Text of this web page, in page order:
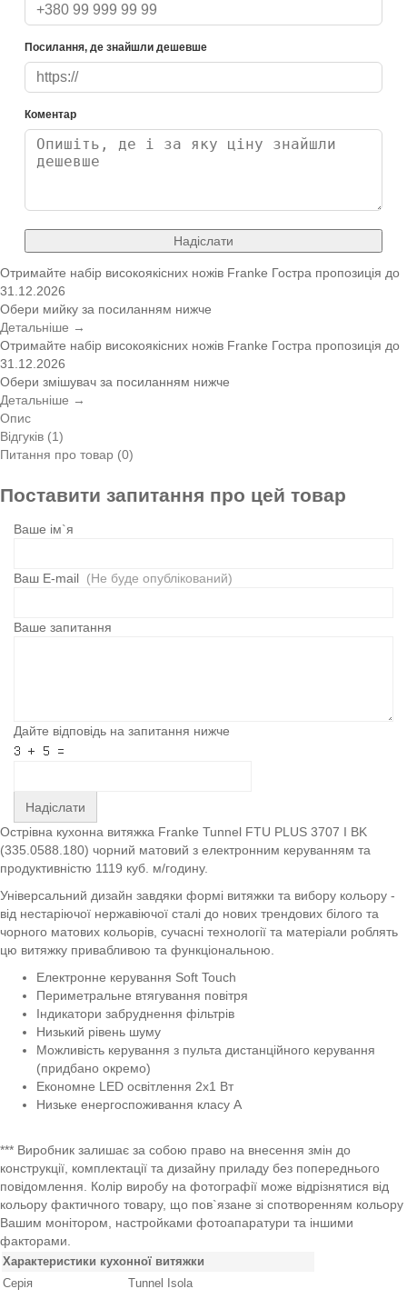
Посилання, де знайшли дешевше
Коментар
Надіслати
Отримайте набір високоякісних ножів Franke Гостра пропозиція до
31.12.2026
Обери мийку за посиланням нижче
Детальніше →
Отримайте набір високоякісних ножів Franke Гостра пропозиція до
31.12.2026
Обери змішувач за посиланням нижче
Детальніше →
Опис
Відгуків (1)
Питання про товар (0)
Поставити запитання про цей товар
Ваше ім`я
Ваш E-mail (Не буде опублікований)
Ваше запитання
Дайте відповідь на запитання нижче
Надіслати
Острівна кухонна витяжка Franke Tunnel FTU PLUS 3707 I BK
(335.0588.180) чорний матовий з електронним керуванням та
продуктивністю 1119 куб. м/годину.
Універсальний дизайн завдяки формі витяжки та вибору кольору -
від нестаріючої нержавіючої сталі до нових трендових білого та
чорного матових кольорів, сучасні технології та матеріали роблять
цю витяжку привабливою та функціональною.
Електронне керування Soft Touch
Периметральне втягування повітря
Індикатори забруднення фільтрів
Низький рівень шуму
Можливість керування з пульта дистанційного керування
(придбано окремо)
Економне LED освітлення 2x1 Вт
Низьке енергоспоживання класу А
*** Виробник залишає за собою право на внесення змін до
конструкції, комплектації та дизайну приладу без попереднього
повідомлення. Колір виробу на фотографії може відрізнятися від
кольору фактичного товару, що пов`язане зі спотворенням кольору
Вашим монітором, настройками фотоапаратури та іншими
факторами.
Характеристики кухонної витяжки
Серія
Tunnel Isola